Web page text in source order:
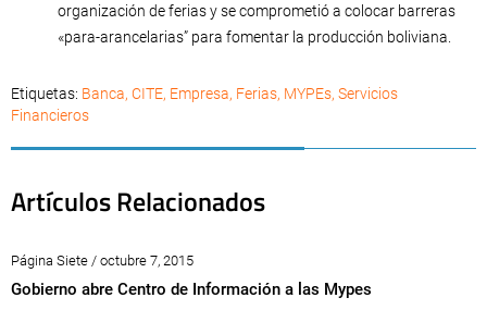
organización de ferias y se comprometió a colocar barreras
«para-arancelarias” para fomentar la producción boliviana.
Etiquetas: Banca, CITE, Empresa, Ferias, MYPEs, Servicios
Financieros
Artículos Relacionados
Página Siete / octubre 7, 2015
Gobierno abre Centro de Información a las Mypes